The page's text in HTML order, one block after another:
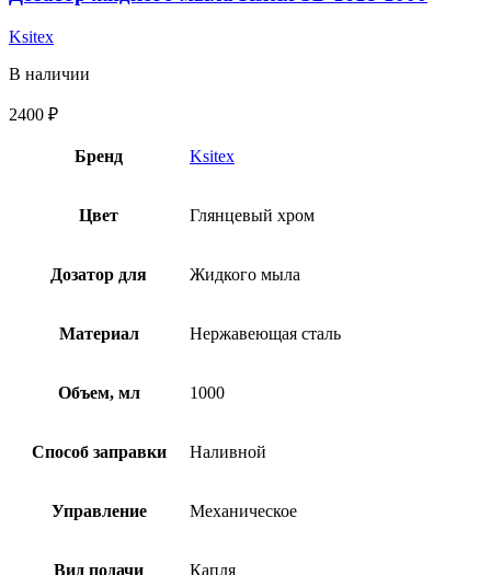
Ksitex
В наличии
2400 ₽
Бренд Ksitex
Цвет Глянцевый хром
Дозатор для Жидкого мыла
Материал Нержавеющая сталь
Объем, мл 1000
Способ заправки Наливной
Управление Механическое
Вид подачи Капля